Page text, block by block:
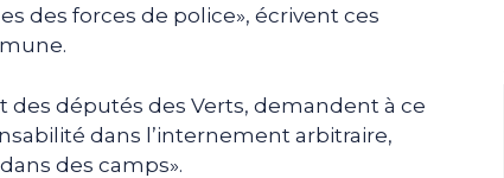
des forces de police», écrivent ces
des députés des Verts, demandent à ce
dans l’internement arbitraire,
des camps».